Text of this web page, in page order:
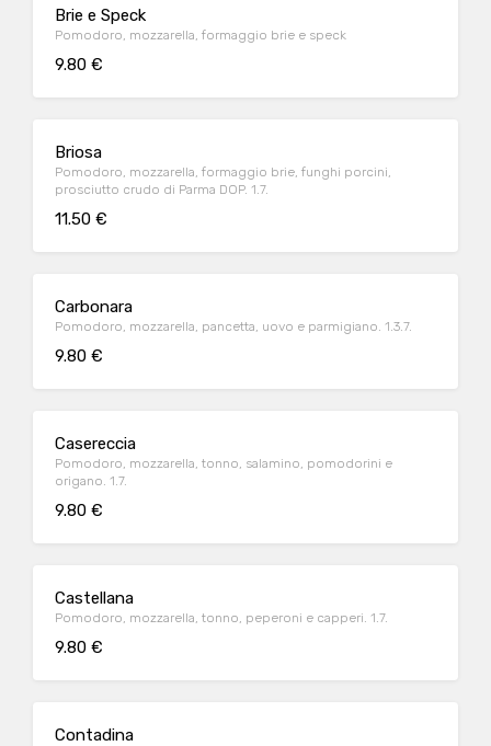
Brie e Speck
Pomodoro, mozzarella, formaggio brie e speck
9.80 €
Briosa
Pomodoro, mozzarella, formaggio brie, funghi porcini,
prosciutto crudo di Parma DOP. 1.7.
11.50 €
Carbonara
Pomodoro, mozzarella, pancetta, uovo e parmigiano. 1.3.7.
9.80 €
Casereccia
Pomodoro, mozzarella, tonno, salamino, pomodorini e
origano. 1.7.
9.80 €
Castellana
Pomodoro, mozzarella, tonno, peperoni e capperi. 1.7.
9.80 €
Contadina